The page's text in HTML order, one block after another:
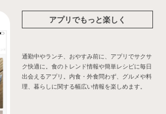
アプリでもっと楽しく
通勤中やランチ、おやすみ前に、アプリでサクサ
ク快適に。食のトレンド情報や簡単レシピに毎日
出会えるアプリ。内食・外食問わず、グルメや料
理、暮らしに関する幅広い情報を楽しめます。